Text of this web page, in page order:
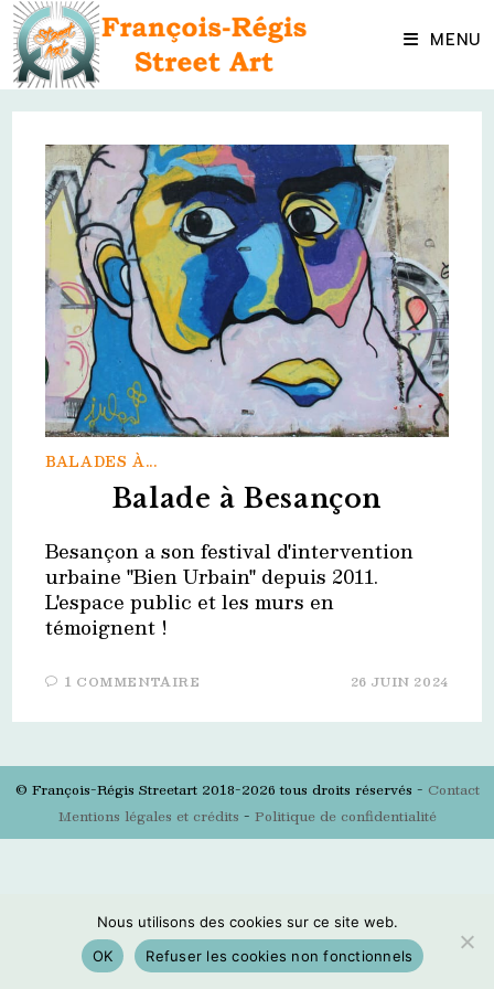
Skip
content MENU
BALADES À...
Balade à Besançon
Besançon a son festival d'intervention
urbaine "Bien Urbain" depuis 2011.
L'espace public et les murs en
témoignent !
1 COMMENTAIRE 26 JUIN 2024
© François-Régis Streetart 2018-2026 tous droits réservés - Contact
Mentions légales et crédits - Politique de confidentialité
Nous utilisons des cookies sur ce site web.
OK
Refuser les cookies non fonctionnels